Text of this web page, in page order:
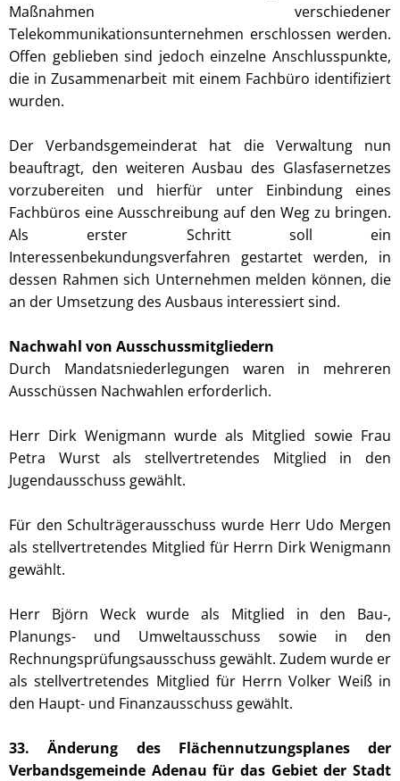
Maßnahmen verschiedener
Telekommunikationsunternehmen erschlossen werden.
Offen geblieben sind jedoch einzelne Anschlusspunkte,
die in Zusammenarbeit mit einem Fachbüro identifiziert
wurden.
Der Verbandsgemeinderat hat die Verwaltung nun
beauftragt, den weiteren Ausbau des Glasfasernetzes
vorzubereiten und hierfür unter Einbindung eines
Fachbüros eine Ausschreibung auf den Weg zu bringen.
Als erster Schritt soll ein
Interessenbekundungsverfahren gestartet werden, in
dessen Rahmen sich Unternehmen melden können, die
an der Umsetzung des Ausbaus interessiert sind.
Nachwahl von Ausschussmitgliedern
Durch Mandatsniederlegungen waren in mehreren
Ausschüssen Nachwahlen erforderlich.
Herr Dirk Wenigmann wurde als Mitglied sowie Frau
Petra Wurst als stellvertretendes Mitglied in den
Jugendausschuss gewählt.
Für den Schulträgerausschuss wurde Herr Udo Mergen
als stellvertretendes Mitglied für Herrn Dirk Wenigmann
gewählt.
Herr Björn Weck wurde als Mitglied in den Bau-,
Planungs- und Umweltausschuss sowie in den
Rechnungsprüfungsausschuss gewählt. Zudem wurde er
als stellvertretendes Mitglied für Herrn Volker Weiß in
den Haupt- und Finanzausschuss gewählt.
33. Änderung des Flächennutzungsplanes der
Verbandsgemeinde Adenau für das Gebiet der Stadt